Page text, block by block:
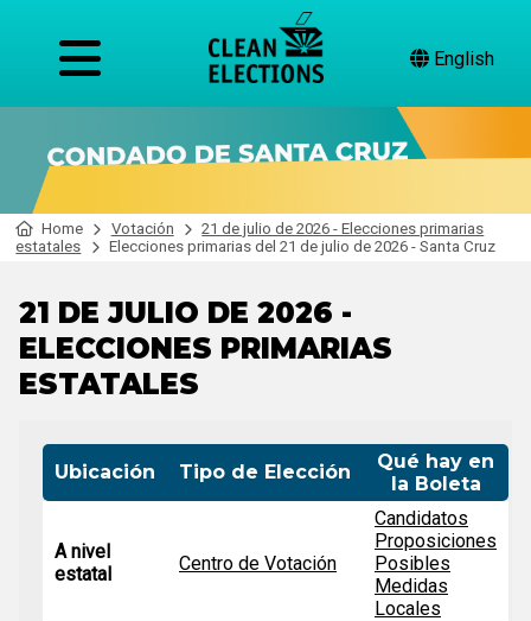
English
Home Votación
21 de julio de 2026 - Elecciones primarias
estatales
Elecciones primarias del 21 de julio de 2026 - Santa Cruz
21 DE JULIO DE 2026 -
ELECCIONES PRIMARIAS
ESTATALES
Ubicación Tipo de Elección
Qué hay en
la Boleta
A nivel
estatal
Centro de Votación
Candidatos
Proposiciones
Posibles
Medidas
Locales